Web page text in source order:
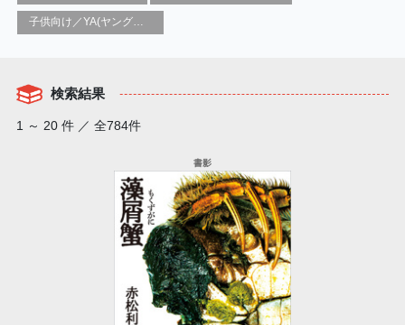
子供向け／YA(ヤングアダルト)向け一般：芸術&芸術家
検索結果
1 ～ 20 件 ／ 全784件